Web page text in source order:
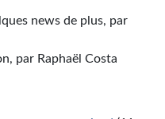
news de plus, par
par Raphaël Costa